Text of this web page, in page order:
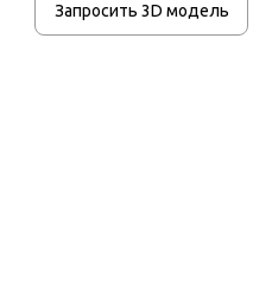
Запросить 3D модель